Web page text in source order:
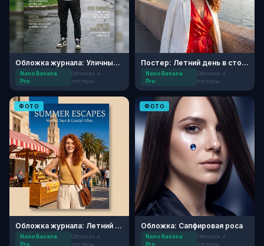
Обложка журнала: Уличный повседневный стиль
Nano Banana
Pro
Обложки и
постеры
Постер: Летний день в столице
Nano Banana
Pro
Обложки и
постеры
ФОТО
Обложка журнала: Летний рынок
Nano Banana
Pro
Обложки и
постеры
ФОТО
Обложка: Сапфировая роса
Nano Banana
Pro
Обложки и
постеры